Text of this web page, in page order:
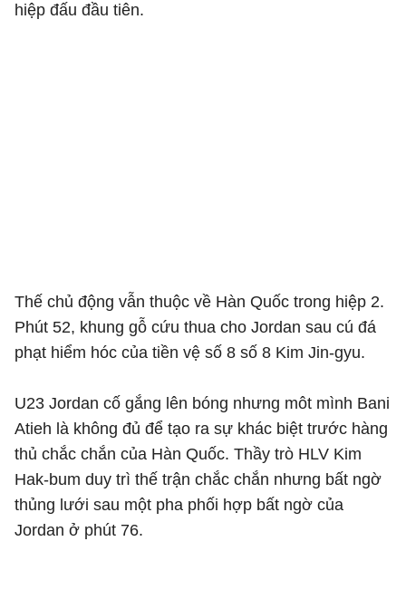
hiệp đấu đầu tiên.
Thế chủ động vẫn thuộc về Hàn Quốc trong hiệp 2.
Phút 52, khung gỗ cứu thua cho Jordan sau cú đá
phạt hiểm hóc của tiền vệ số 8 số 8 Kim Jin-gyu.
U23 Jordan cố gắng lên bóng nhưng môt mình Bani
Atieh là không đủ để tạo ra sự khác biệt trước hàng
thủ chắc chắn của Hàn Quốc. Thầy trò HLV Kim
Hak-bum duy trì thế trận chắc chắn nhưng bất ngờ
thủng lưới sau một pha phối hợp bất ngờ của
Jordan ở phút 76.